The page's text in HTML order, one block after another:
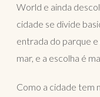
World e ainda
cidade se divide
entrada do parque
mar, e a escolha é
Como a cidade tem